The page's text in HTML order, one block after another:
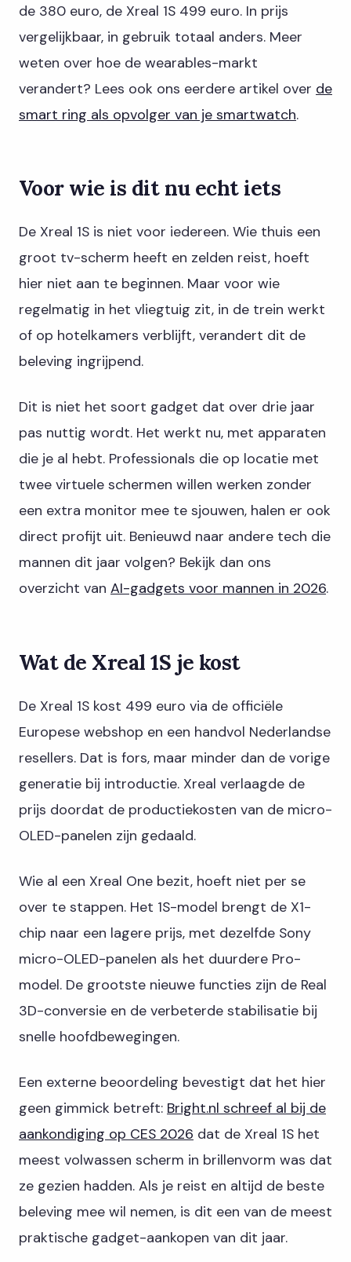
de 380 euro, de Xreal 1S 499 euro. In prijs
vergelijkbaar, in gebruik totaal anders. Meer
weten over hoe de wearables-markt
verandert? Lees ook ons eerdere artikel over de
smart ring als opvolger van je smartwatch.
Voor wie is dit nu echt iets
De Xreal 1S is niet voor iedereen. Wie thuis een
groot tv-scherm heeft en zelden reist, hoeft
hier niet aan te beginnen. Maar voor wie
regelmatig in het vliegtuig zit, in de trein werkt
of op hotelkamers verblijft, verandert dit de
beleving ingrijpend.
Dit is niet het soort gadget dat over drie jaar
pas nuttig wordt. Het werkt nu, met apparaten
die je al hebt. Professionals die op locatie met
twee virtuele schermen willen werken zonder
een extra monitor mee te sjouwen, halen er ook
direct profijt uit. Benieuwd naar andere tech die
mannen dit jaar volgen? Bekijk dan ons
overzicht van AI-gadgets voor mannen in 2026.
Wat de Xreal 1S je kost
De Xreal 1S kost 499 euro via de officiële
Europese webshop en een handvol Nederlandse
resellers. Dat is fors, maar minder dan de vorige
generatie bij introductie. Xreal verlaagde de
prijs doordat de productiekosten van de micro-
OLED-panelen zijn gedaald.
Wie al een Xreal One bezit, hoeft niet per se
over te stappen. Het 1S-model brengt de X1-
chip naar een lagere prijs, met dezelfde Sony
micro-OLED-panelen als het duurdere Pro-
model. De grootste nieuwe functies zijn de Real
3D-conversie en de verbeterde stabilisatie bij
snelle hoofdbewegingen.
Een externe beoordeling bevestigt dat het hier
geen gimmick betreft: Bright.nl schreef al bij de
aankondiging op CES 2026 dat de Xreal 1S het
meest volwassen scherm in brillenvorm was dat
ze gezien hadden. Als je reist en altijd de beste
beleving mee wil nemen, is dit een van de meest
praktische gadget-aankopen van dit jaar.